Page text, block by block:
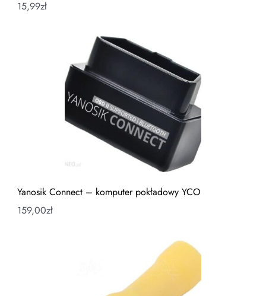
15,99zł
Yanosik Connect – komputer pokładowy YCO
159,00zł